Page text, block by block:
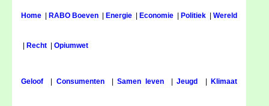
Home RABO Boeven Energie Economie Politiek Wereld
Recht Opiumwet
Geloof Consumenten|Samen leven|Jeugd Klimaat